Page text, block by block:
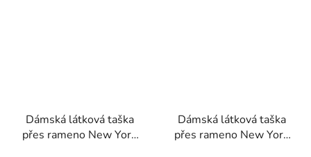
Dámská látková taška
přes rameno New York
Dámská látková taška
přes rameno New York